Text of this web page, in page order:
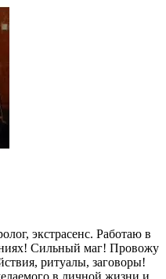
экстрасенс. Работаю в
Сильный маг! Провожу
ритуалы, заговоры!
в личной жизни и